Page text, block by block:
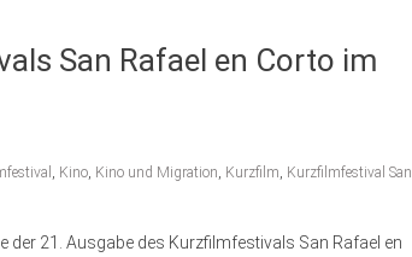
San Rafael en Corto im
, Kino, Kino und Migration, Kurzfilm, Kurzfilmfestival San
der 21. Ausgabe des Kurzfilmfestivals San Rafael en